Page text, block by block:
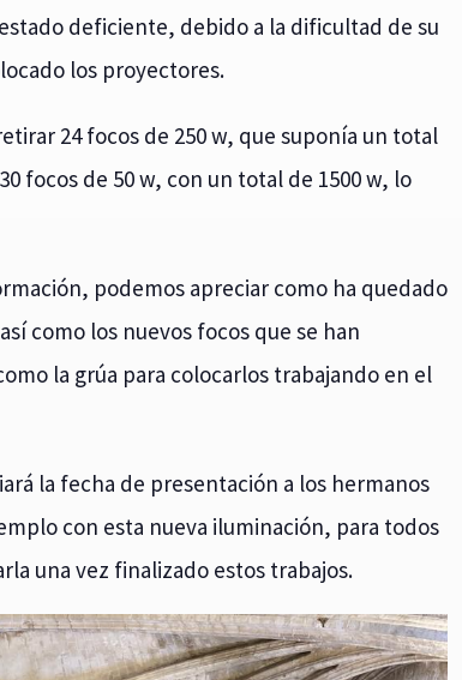
deficiente, debido a la dificultad de su
los proyectores.
24 focos de 250 w, que suponía un total
focos de 50 w, con un total de 1500 w, lo
podemos apreciar como ha quedado
como los nuevos focos que se han
la grúa para colocarlos trabajando en el
la fecha de presentación a los hermanos
con esta nueva iluminación, para todos
una vez finalizado estos trabajos.